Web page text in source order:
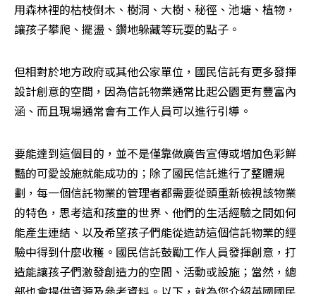
用森林裡的枯枝倒木、樹洞、大樹、秘徑、池塘、植物，
讓孩子攀爬、擺盪、鑽地躲藏等玩耍的點子。
但相對於地方政府或其他公家單位，國民信託有更多發揮
設計創意的空間，因為信託物業通常比起公園更有豐富內
涵、而且現場通常會有工作人員可以進行引導。
要能達到這個目的，並不是僅靠做廣告宣傳或增加色彩鮮
豔的可愛設施就能成功的；除了國民信託進行了整體規
劃，每一個信託物業的管理者都需要從頭重新檢視該物業
的特色，思考這和孩童的世界、他們的生活經驗之間如何
能產生連結、以及希望孩子們能從造訪這個信託物業的經
驗中得到什麼收穫。國民信託鼓勵工作人員發揮創意，打
造能讓孩子們激發創造力的空間、活動或設施；當然，總